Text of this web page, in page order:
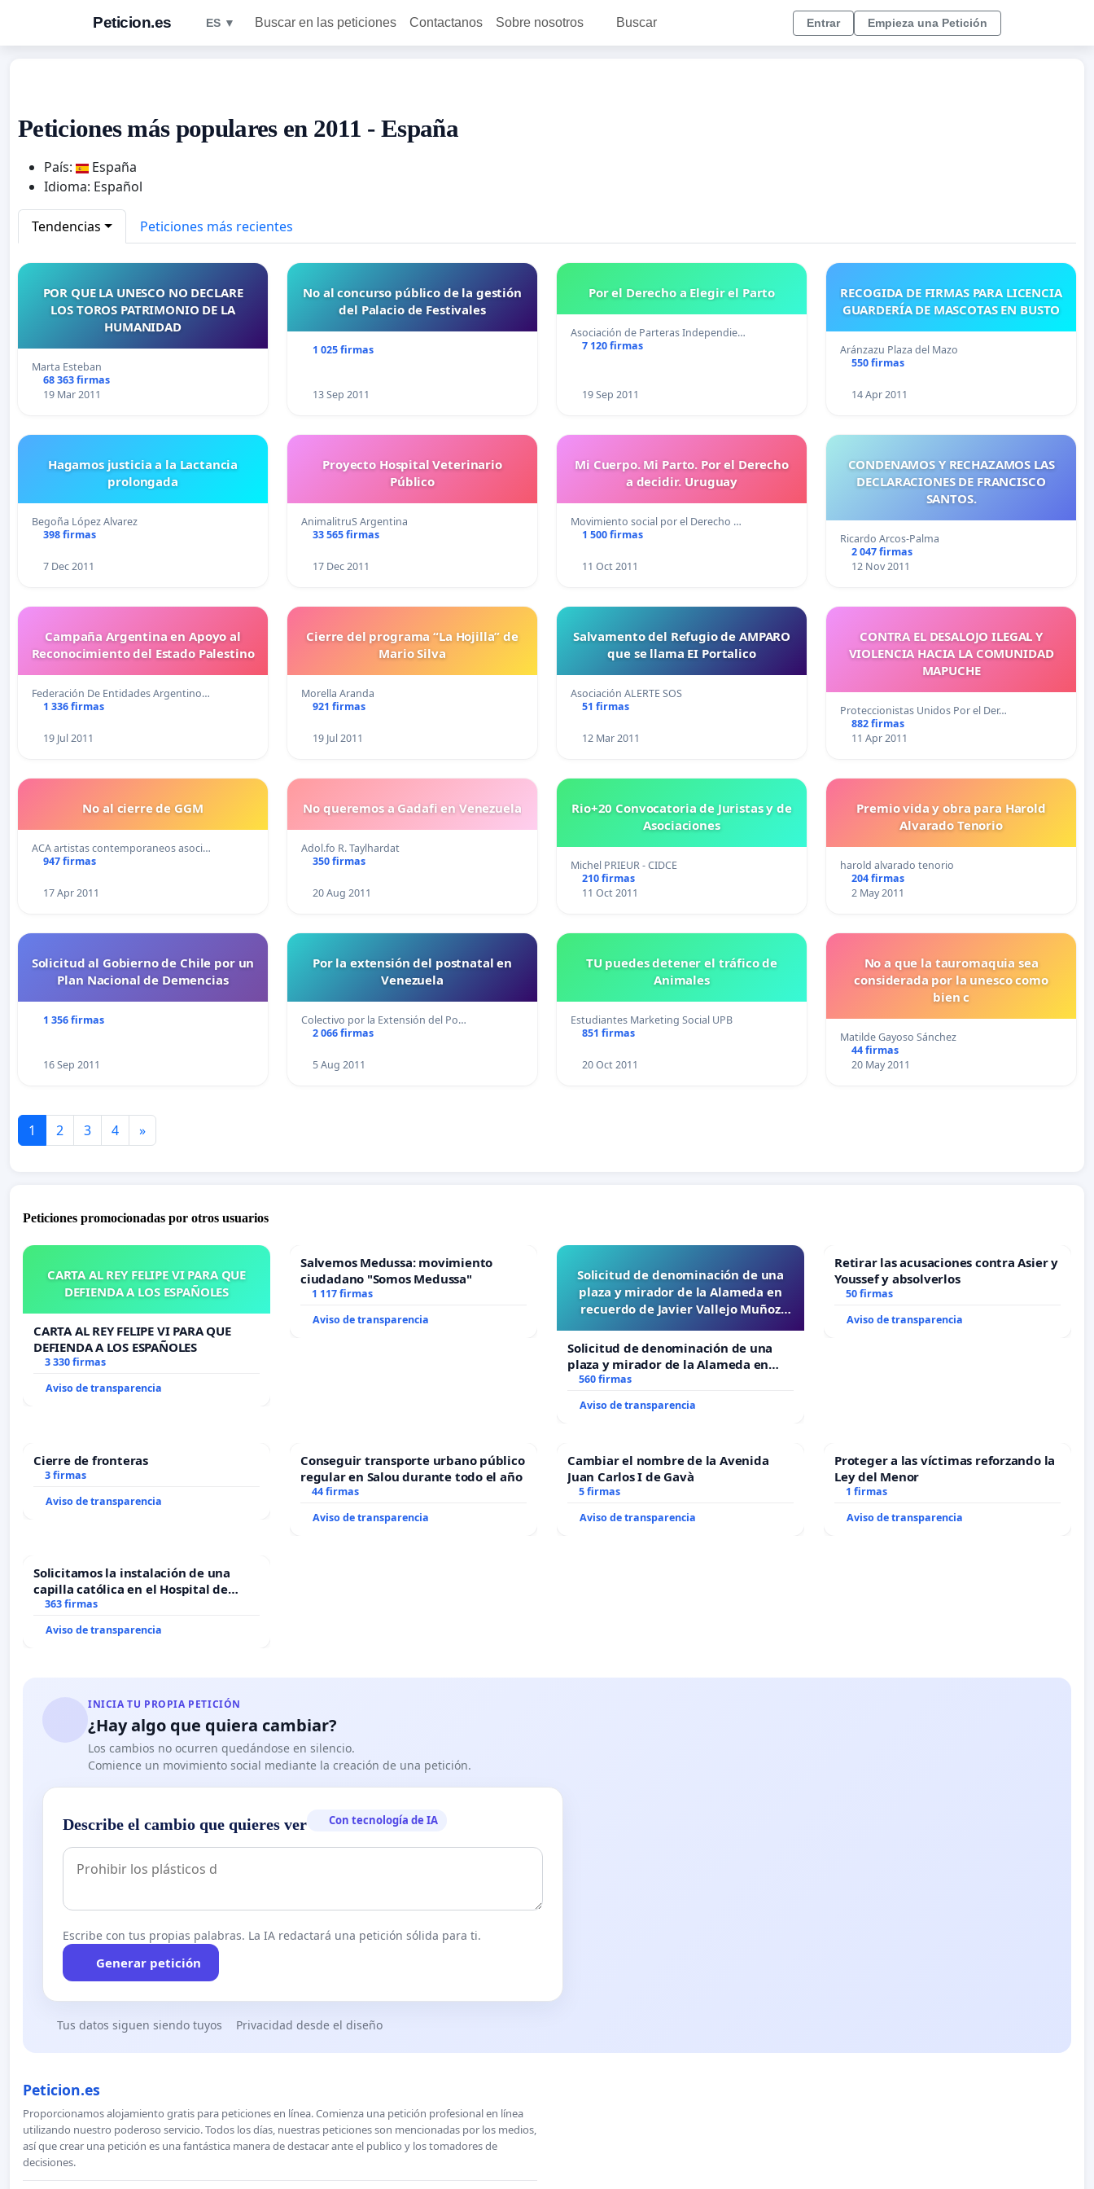
Peticion.es ES ▼ Buscar en las peticiones Contactanos Sobre nosotros Buscar Entrar Empieza una Petición
Peticiones más populares en 2011 - España
País:
España
Idioma: Español
Tendencias Peticiones más recientes
POR QUE LA UNESCO NO DECLARE
LOS TOROS PATRIMONIO DE LA
HUMANIDAD
Marta Esteban
68 363 firmas
19 Mar 2011
No al concurso público de la gestión
del Palacio de Festivales
1 025 firmas
13 Sep 2011
Por el Derecho a Elegir el Parto
Asociación de Parteras Independie…
7 120 firmas
19 Sep 2011
RECOGIDA DE FIRMAS PARA LICENCIA
GUARDERÍA DE MASCOTAS EN BUSTO
Aránzazu Plaza del Mazo
550 firmas
14 Apr 2011
Hagamos justicia a la Lactancia
prolongada
Begoña López Alvarez
398 firmas
7 Dec 2011
Proyecto Hospital Veterinario
Público
AnimalitruS Argentina
33 565 firmas
17 Dec 2011
Mi Cuerpo. Mi Parto. Por el Derecho
a decidir. Uruguay
Movimiento social por el Derecho …
1 500 firmas
11 Oct 2011
CONDENAMOS Y RECHAZAMOS LAS
DECLARACIONES DE FRANCISCO
SANTOS.
Ricardo Arcos-Palma
2 047 firmas
12 Nov 2011
Campaña Argentina en Apoyo al
Reconocimiento del Estado Palestino
Federación De Entidades Argentino…
1 336 firmas
19 Jul 2011
Cierre del programa “La Hojilla” de
Mario Silva
Morella Aranda
921 firmas
19 Jul 2011
Salvamento del Refugio de AMPARO
que se llama EI Portalico
Asociación ALERTE SOS
51 firmas
12 Mar 2011
CONTRA EL DESALOJO ILEGAL Y
VIOLENCIA HACIA LA COMUNIDAD
MAPUCHE
Proteccionistas Unidos Por el Der…
882 firmas
11 Apr 2011
No al cierre de GGM
ACA artistas contemporaneos asoci…
947 firmas
17 Apr 2011
No queremos a Gadafi en Venezuela
Adol.fo R. Taylhardat
350 firmas
20 Aug 2011
Rio+20 Convocatoria de Juristas y de
Asociaciones
Michel PRIEUR - CIDCE
210 firmas
11 Oct 2011
Premio vida y obra para Harold
Alvarado Tenorio
harold alvarado tenorio
204 firmas
2 May 2011
Solicitud al Gobierno de Chile por un
Plan Nacional de Demencias
1 356 firmas
16 Sep 2011
Por la extensión del postnatal en
Venezuela
Colectivo por la Extensión del Po…
2 066 firmas
5 Aug 2011
TU puedes detener el tráfico de
Animales
Estudiantes Marketing Social UPB
851 firmas
20 Oct 2011
No a que la tauromaquia sea
considerada por la unesco como
bien c
Matilde Gayoso Sánchez
44 firmas
20 May 2011
1 2 3 4 »
Peticiones promocionadas por otros usuarios
CARTA AL REY FELIPE VI PARA QUE
DEFIENDA A LOS ESPAÑOLES
CARTA AL REY FELIPE VI PARA QUE
DEFIENDA A LOS ESPAÑOLES
3 330 firmas
Aviso de transparencia
Salvemos Medussa: movimiento
ciudadano "Somos Medussa"
1 117 firmas
Aviso de transparencia
Solicitud de denominación de una
plaza y mirador de la Alameda en
recuerdo de Javier Vallejo Muñoz
Solicitud de denominación de una
plaza y mirador de la Alameda en
recuerdo de Javier Vallejo Muñoz
“Mazinger”
560 firmas
Aviso de transparencia
Retirar las acusaciones contra Asier y
Youssef y absolverlos
50 firmas
Aviso de transparencia
Cierre de fronteras
3 firmas
Aviso de transparencia
Conseguir transporte urbano público
regular en Salou durante todo el año
44 firmas
Aviso de transparencia
Cambiar el nombre de la Avenida
Juan Carlos I de Gavà
5 firmas
Aviso de transparencia
Proteger a las víctimas reforzando la
Ley del Menor
1 firmas
Aviso de transparencia
Solicitamos la instalación de una
capilla católica en el Hospital de
Alcañiz
363 firmas
Aviso de transparencia
INICIA TU PROPIA PETICIÓN
¿Hay algo que quiera cambiar?
Los cambios no ocurren quedándose en silencio.
Comience un movimiento social mediante la creación de una petición.
Describe el cambio que quieres ver Con tecnología de IA
Escribe con tus propias palabras. La IA redactará una petición sólida para ti.
Generar petición
Tus datos siguen siendo tuyos Privacidad desde el diseño
Peticion.es
Proporcionamos alojamiento gratis para peticiones en línea. Comienza una petición profesional en línea
utilizando nuestro poderoso servicio. Todos los días, nuestras peticiones son mencionadas por los medios,
así que crear una petición es una fantástica manera de destacar ante el publico y los tomadores de
decisiones.